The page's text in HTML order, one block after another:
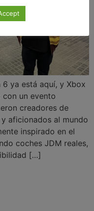
ya está aquí, y Xbox
un evento
creadores de
aficionados al mundo
inspirado en el
coches JDM reales,
[…]